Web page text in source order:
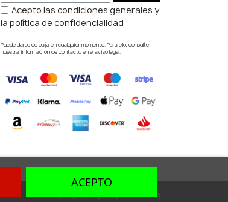
Acepto las condiciones generales y
la política de confidencialidad
Puede darse de baja en cualquier momento. Para ello, consulte
nuestra información de contacto en el aviso legal.
Digital Agency Barcelona
ACEPTO